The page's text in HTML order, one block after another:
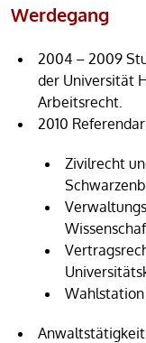
Werdegang
2004 – 2009
der Universität
Arbeitsrecht.
2010
Zivilrecht
Wahlstation
Anwaltstätigkeit